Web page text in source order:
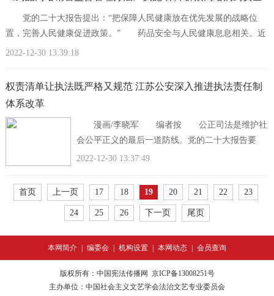
党的二十大报告提出：“把保障人民健康放在优先发展的战略位
置，完善人民健康促进政策。” 药品安全与人民健康息息相关。近
年来，越来越多的人选择网上购
2022-12-30 13:39:18
权责清单让执法既严格又规范 江苏公安深入推进执法责任制
体系改革
漫画/李晓军 编者按 公正司法是维护社
会公平正义的最后一道防线。党的二十大报告要
求，强化对司法活动的制约监督，促进司法公正。
2022-12-30 13:37:49
首页 上一页 17 18 19 20 21 22 23
24 25 26 下一页 尾页
本网简介 编委会 机构设置 本网动态 会员查询
版权所有：中国宪法传播网 京ICP备13008251号
主办单位：中国社会主义文艺学会法治文艺专业委员会